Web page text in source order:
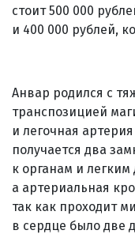
стоит 500 000
и 400 000 рублей,
Анвар родился с
транспозицией
и легочная
получается два
к органам и легким
а артериальная
так как проходит
в сердце было